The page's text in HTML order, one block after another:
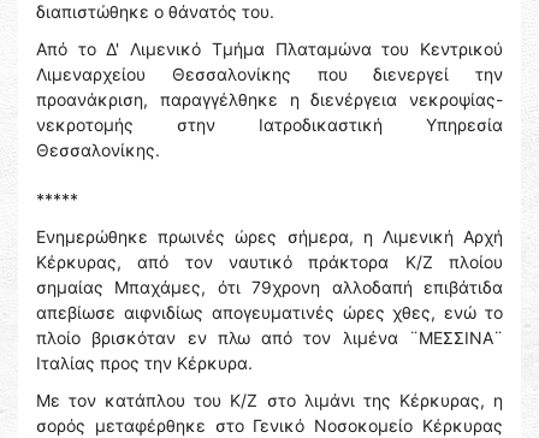
διαπιστώθηκε ο θάνατός του.
Από το Δ' Λιμενικό Τμήμα Πλαταμώνα του Κεντρικού
Λιμεναρχείου Θεσσαλονίκης που διενεργεί την
προανάκριση, παραγγέλθηκε η διενέργεια νεκροψίας-
νεκροτομής στην Ιατροδικαστική Υπηρεσία
Θεσσαλονίκης.
*****
Ενημερώθηκε πρωινές ώρες σήμερα, η Λιμενική Αρχή
Κέρκυρας, από τον ναυτικό πράκτορα Κ/Ζ πλοίου
σημαίας Μπαχάμες, ότι 79χρονη αλλοδαπή επιβάτιδα
απεβίωσε αιφνιδίως απογευματινές ώρες χθες, ενώ το
πλοίο βρισκόταν εν πλω από τον λιμένα ¨ΜΕΣΣΙΝΑ¨
Ιταλίας προς την Κέρκυρα.
Με τον κατάπλου του Κ/Ζ στο λιμάνι της Κέρκυρας, η
σορός μεταφέρθηκε στο Γενικό Νοσοκομείο Κέρκυρας